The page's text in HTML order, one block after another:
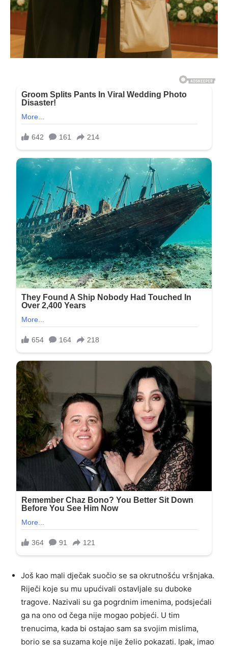
Još kao mali dječak suočio se sa okrutnošću vršnjaka.
Riječi koje su mu upućivali ostavljale su duboke
tragove. Nazivali su ga pogrdnim imenima, podsjećali
ga na ono od čega nije mogao pobjeći. U tim
trenucima, kada bi ostajao sam sa svojim mislima,
borio se sa suzama koje nije želio pokazati. Ipak, imao